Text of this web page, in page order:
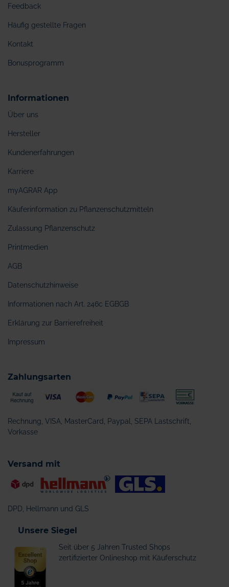
Feedback
Häufig gestellte Fragen
Kontakt
Bonusprogramm
Informationen
Über uns
Hersteller
Kundenerfahrungen
Karriere
myAGRAR App
Käuferinformation zu Pflanzenschutzmitteln
Zulassung Pflanzenschutz
Printmedien
AGB
Datenschutzhinweise
Informationen nach Art. 246c EGBGB
Erklärung zur Barrierefreiheit
Impressum
Zahlungsarten
Rechnung, VISA, MasterCard, Paypal, SEPA Lastschrift,
Vorkasse
Versand mit
DPD, Hellmann und GLS
Unsere Siegel
Seit über 5 Jahren Trusted Shops
zertifizierter Onlineshop mit Käuferschutz